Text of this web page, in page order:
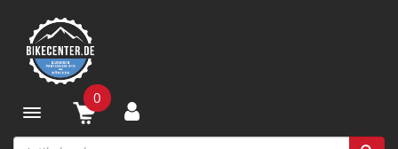
Toggle navigation
0